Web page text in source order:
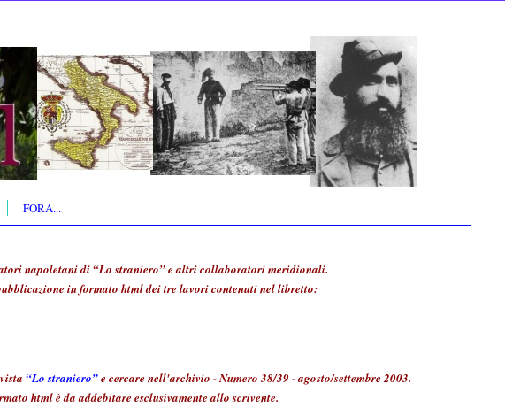
FORA...
napoletani di “Lo straniero” e altri collaboratori meridionali.
in formato html dei tre lavori contenuti nel libretto:
“Lo straniero”e cercare nell'archivio - Numero 38/39 - agosto/settembre 2003.
html è da addebitare esclusivamente allo scrivente.